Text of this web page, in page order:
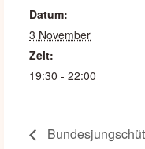
Datum:
3 November
Zeit:
19:30 - 22:00